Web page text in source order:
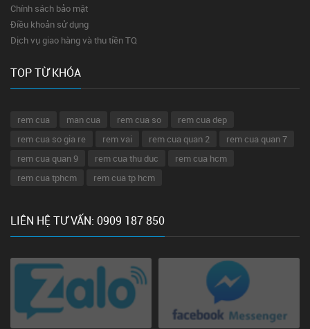
Chính sách bảo mật
Điều khoản sử dụng
Dịch vụ giao hàng và thu tiền TQ
TOP TỪ KHÓA
rem cua man cua rem cua so
rem cua dep
rem cua so gia re
rem vai rem cua quan 2
rem cua quan 7
rem cua quan 9
rem cua thu duc
rem cua hcm
rem cua tphcm
rem cua tp hcm
LIÊN HỆ TƯ VẤN: 0909 187 850